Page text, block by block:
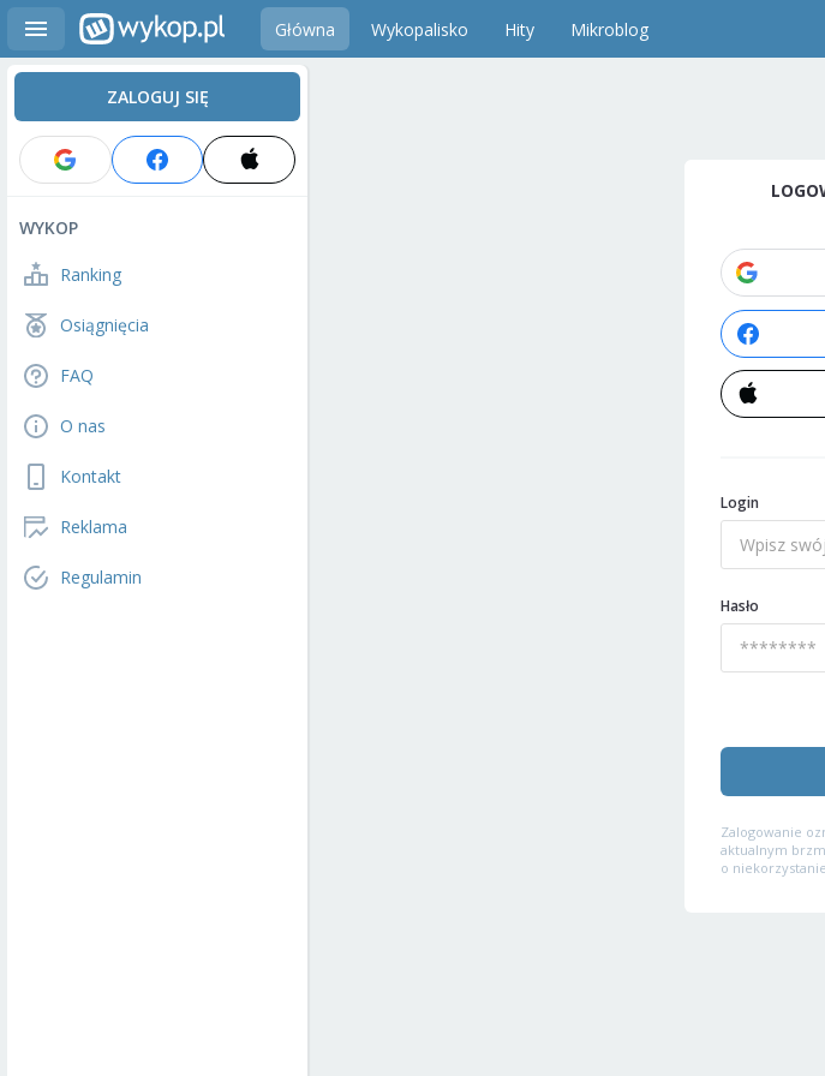
Główna Wykopalisko Hity Mikroblog
ZALOGUJ SIĘ
WYKOP
Ranking
Osiągnięcia
FAQ
O nas
Kontakt
Reklama
Regulamin
Login
Hasło
Zalogowanie
aktualnym
o